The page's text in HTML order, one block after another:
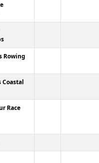
Rowing
Race